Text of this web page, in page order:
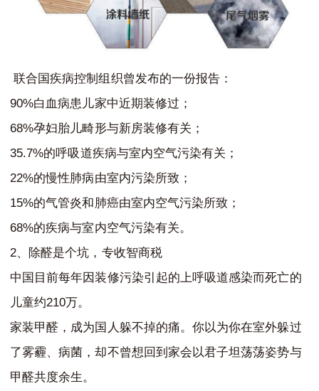
联合国疾病控制组织曾发布的一份报告：
90%白血病患儿家中近期装修过；
68%孕妇胎儿畸形与新房装修有关；
35.7%的呼吸道疾病与室内空气污染有关；
22%的慢性肺病由室内污染所致；
15%的气管炎和肺癌由室内空气污染所致；
68%的疾病与室内空气污染有关。
2、除醛是个坑，专收智商税
中国目前每年因装修污染引起的上呼吸道感染而死亡的
儿童约210万。
家装甲醛，成为国人躲不掉的痛。你以为你在室外躲过
了雾霾、病菌，却不曾想回到家会以君子坦荡荡姿势与
甲醛共度余生。